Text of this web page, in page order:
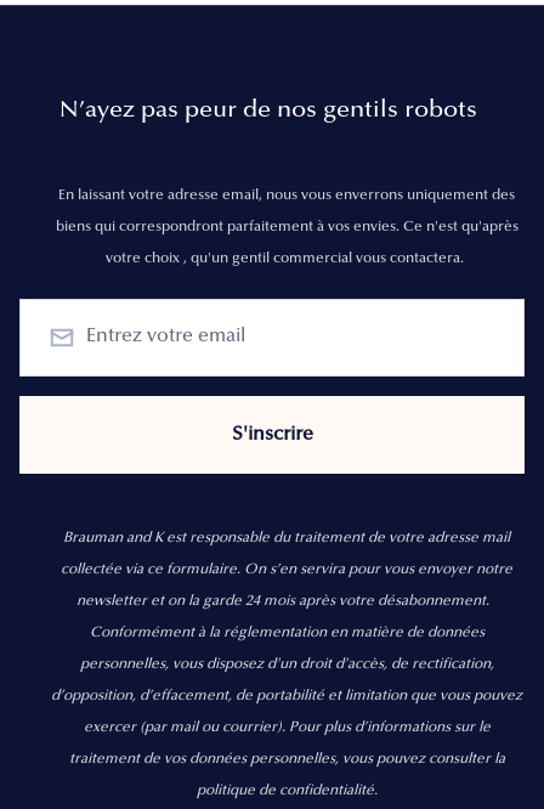
N’ayez pas peur de nos gentils robots
En laissant votre adresse email, nous vous enverrons uniquement des
biens qui correspondront parfaitement à vos envies. Ce n'est qu'après
votre choix , qu'un gentil commercial vous contactera.
Brauman and K est responsable du traitement de votre adresse mail
collectée via ce formulaire. On s’en servira pour vous envoyer notre
newsletter et on la garde 24 mois après votre désabonnement.
Conformément à la réglementation en matière de données
personnelles, vous disposez d'un droit d'accès, de rectification,
d’opposition, d’effacement, de portabilité et limitation que vous pouvez
exercer (par mail ou courrier). Pour plus d’informations sur le
traitement de vos données personnelles, vous pouvez consulter la
politique de confidentialité.